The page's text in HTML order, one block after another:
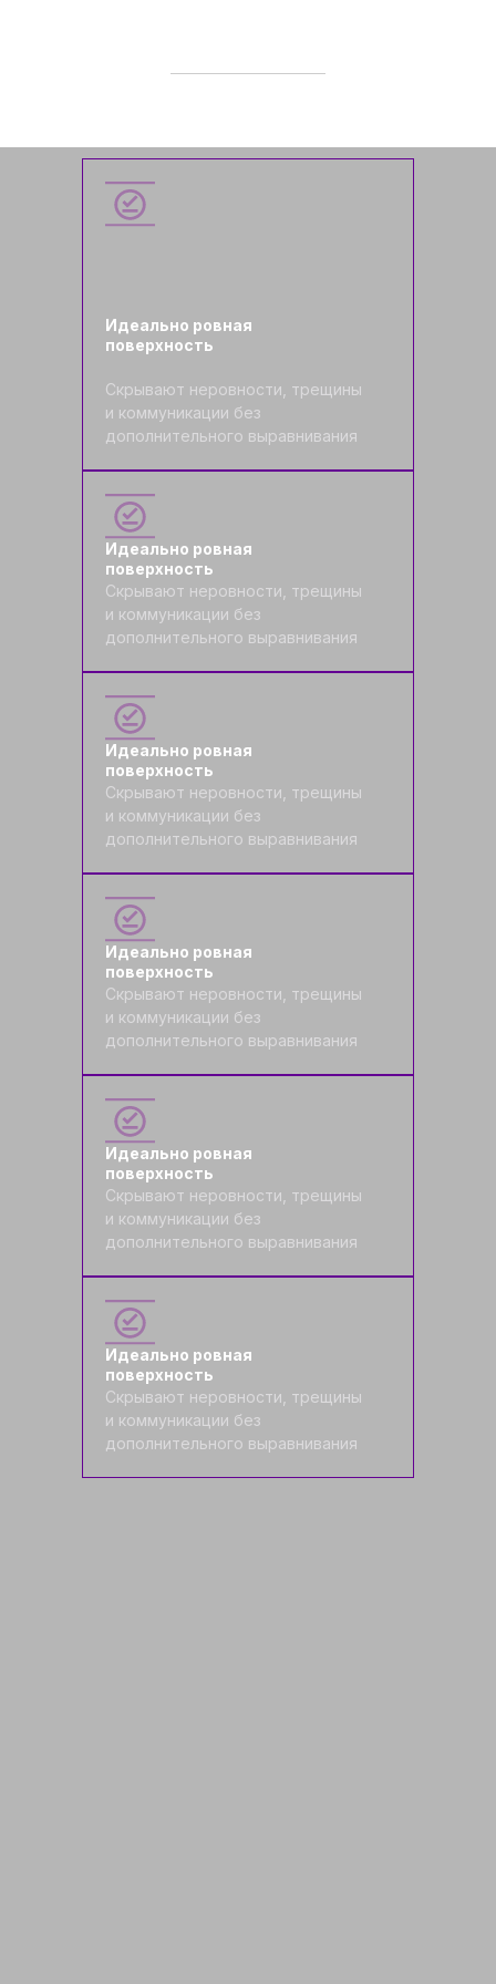
Идеально ровная
поверхность
Скрывают неровности, трещины
и коммуникации без
дополнительного выравнивания
Идеально ровная
поверхность
Скрывают неровности, трещины
и коммуникации без
дополнительного выравнивания
Идеально ровная
поверхность
Скрывают неровности, трещины
и коммуникации без
дополнительного выравнивания
Идеально ровная
поверхность
Скрывают неровности, трещины
и коммуникации без
дополнительного выравнивания
Идеально ровная
поверхность
Скрывают неровности, трещины
и коммуникации без
дополнительного выравнивания
Идеально ровная
поверхность
Скрывают неровности, трещины
и коммуникации без
дополнительного выравнивания